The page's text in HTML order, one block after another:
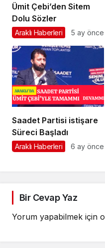
Ümit Çebi’den Sitem
Dolu Sözler
Araklı Haberleri 5 ay önce
Saadet Partisi istişare
Süreci Başladı
Araklı Haberleri 6 ay önce
Bir Cevap Yaz
Yorum yapabilmek için